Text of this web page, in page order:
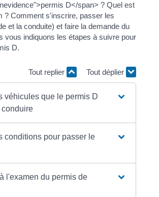
D</span> ? Quel est
? Comment s'inscrire, passer les
et la conduite) et faire la demande du
vous indiquons les étapes à suivre pour
D.
Tout replier Tout déplier
véhicules que le permis D
conditions pour passer le
l'examen du permis de